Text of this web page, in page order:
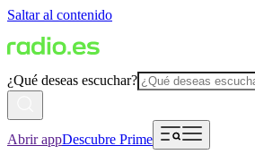
Saltar al contenido
¿Qué deseas escuchar?
Abrir appDescubre Prime